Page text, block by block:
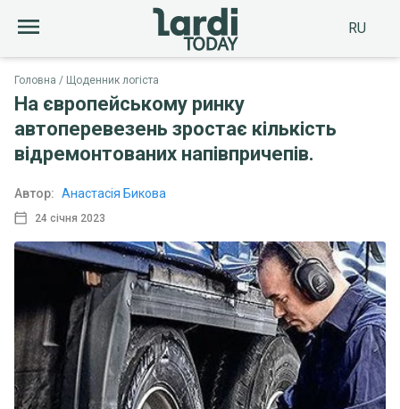
RU
Головна Щоденник логіста
На європейському ринку
автоперевезень зростає кількість
відремонтованих напівпричепів.
24 січня 2023
Автор: Анастасія Бикова